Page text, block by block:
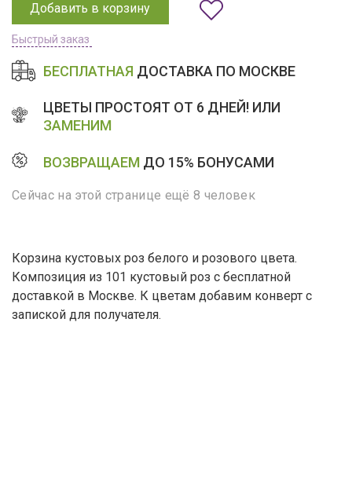
Добавить в корзину
Быстрый заказ
БЕСПЛАТНАЯ ДОСТАВКА ПО МОСКВЕ
ЦВЕТЫ ПРОСТОЯТ ОТ 6 ДНЕЙ! ИЛИ
ЗАМЕНИМ
ВОЗВРАЩАЕМ ДО 15% БОНУСАМИ
Сейчас на этой странице ещё 8 человек
Корзина кустовых роз белого и розового цвета.
Композиция из 101 кустовый роз с бесплатной
доставкой в Москве. К цветам добавим конверт с
запиской для получателя.